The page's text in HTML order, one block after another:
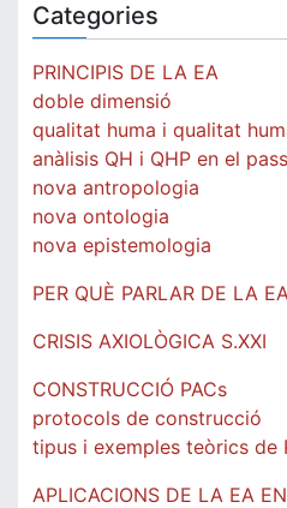
Categories
PRINCIPIS DE LA EA
doble dimensió
qualitat huma i qualitat
anàlisis QH i QHP en el
nova antropologia
nova ontologia
nova epistemologia
PER QUÈ PARLAR DE LA
CRISIS AXIOLÒGICA S.XXI
CONSTRUCCIÓ PACs
protocols de construcció
tipus i exemples teòrics de
APLICACIONS DE LA EA